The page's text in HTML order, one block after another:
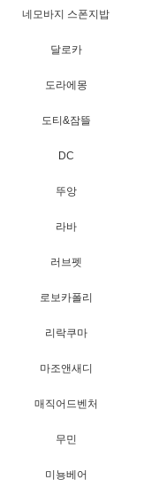
네모바지 스폰지밥
달로카
도라에몽
도티&잠뜰
DC
뚜앙
라바
러브펫
로보카폴리
리락쿠마
마조앤새디
매직어드벤처
무민
미뇽베어